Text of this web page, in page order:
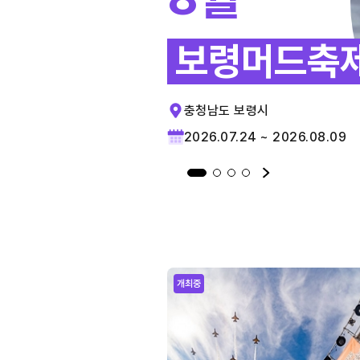
보령머드축
충청남도 보령시
2026.07.24 ~ 2026.08.09
개최중